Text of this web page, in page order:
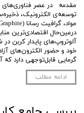
مقدمه در عصر فناوری‌های
توسعه‌ی الکترونیک،
درعین‌حال اقتصادی‌ترین
آلوتروپ‌های پایدار کربن
خود و حضور الکترون‌های
گرمایی قابل‌توجهی دارد که
ادامه مطلب